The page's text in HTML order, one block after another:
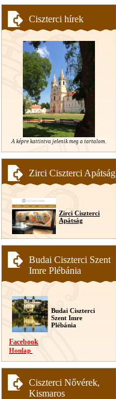
Ciszterci hírek
A képre kattintva jelenik meg a tartalom.
Zirci Ciszterci Apátság
Zirci Ciszterci
Apátság
Budai Ciszterci Szent
Imre Plébánia
Budai Ciszterci
Szent Imre
Plébánia
Facebook
Honlap
Ciszterci Nővérek,
Kismaros